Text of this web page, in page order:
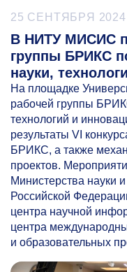
25 СЕНТЯБРЯ
В НИТУ МИСИС
группы БРИКС
науки,
На площадке
рабочей группы
технологий и
результаты VI
БРИКС, а также
проектов.
Министерства науки
Российской
центра научной
центра
и образовательных